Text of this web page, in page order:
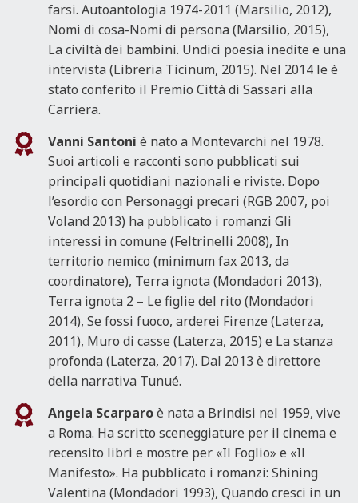
farsi. Autoantologia 1974-2011 (Marsilio, 2012),
Nomi di cosa-Nomi di persona (Marsilio, 2015),
La civiltà dei bambini. Undici poesia inedite e una
intervista (Libreria Ticinum, 2015). Nel 2014 le è
stato conferito il Premio Città di Sassari alla
Carriera.
Vanni Santoni è nato a Montevarchi nel 1978.
Suoi articoli e racconti sono pubblicati sui
principali quotidiani nazionali e riviste. Dopo
l’esordio con Personaggi precari (RGB 2007, poi
Voland 2013) ha pubblicato i romanzi Gli
interessi in comune (Feltrinelli 2008), In
territorio nemico (minimum fax 2013, da
coordinatore), Terra ignota (Mondadori 2013),
Terra ignota 2 – Le figlie del rito (Mondadori
2014), Se fossi fuoco, arderei Firenze (Laterza,
2011), Muro di casse (Laterza, 2015) e La stanza
profonda (Laterza, 2017). Dal 2013 è direttore
della narrativa Tunué.
Angela Scarparoè nata a Brindisi nel 1959, vive
a Roma. Ha scritto sceneggiature per il cinema e
recensito libri e mostre per «Il Foglio» e «Il
Manifesto». Ha pubblicato i romanzi: Shining
Valentina (Mondadori 1993), Quando cresci in un